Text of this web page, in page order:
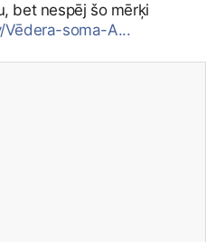
bet nespēj šo mērķi
Vēdera-soma-A...